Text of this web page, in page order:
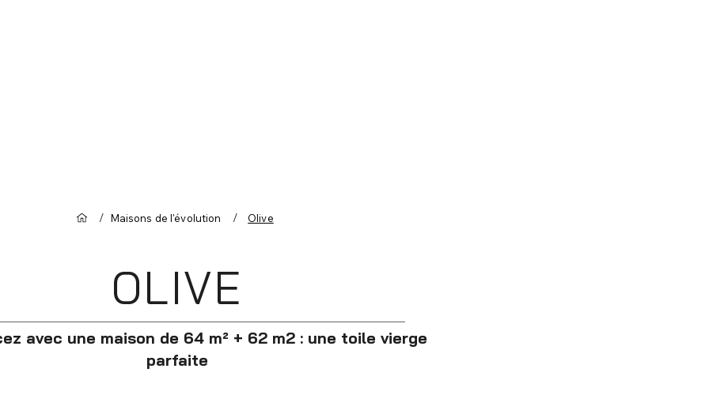
/ Maisons de l'évolution / Olive
OLIVE
avec une maison de 64 m² + 62 m2 : une toile vierge
parfaite